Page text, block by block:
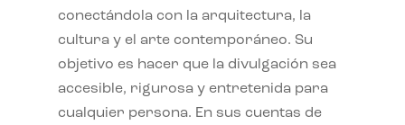
conectándola con la arquitectura, la
cultura y el arte contemporáneo. Su
objetivo es hacer que la divulgación sea
accesible, rigurosa y entretenida para
cualquier persona. En sus cuentas de